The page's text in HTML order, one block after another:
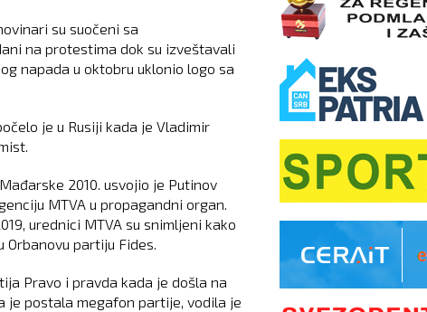
su suočeni sa
na protestima dok su izveštavali
napada u oktobru uklonio logo sa
je u Rusiji kada je Vladimir
2010. usvojio je Putinov
MTVA u propagandni organ.
urednici MTVA su snimljeni kako
partiju Fides.
Pravo i pravda kada je došla na
je postala megafon partije, vodila je